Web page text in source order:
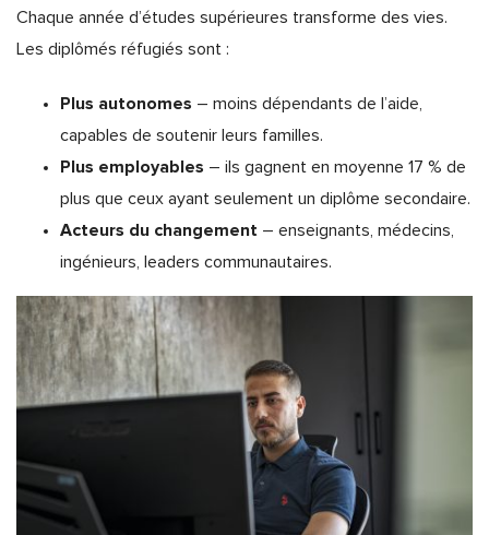
Chaque année d’études supérieures transforme des vies.
Les diplômés réfugiés sont :
Plus autonomes – moins dépendants de l’aide,
capables de soutenir leurs familles.
Plus employables – ils gagnent en moyenne 17 % de
plus que ceux ayant seulement un diplôme secondaire.
Acteurs du changement – enseignants, médecins,
ingénieurs, leaders communautaires.